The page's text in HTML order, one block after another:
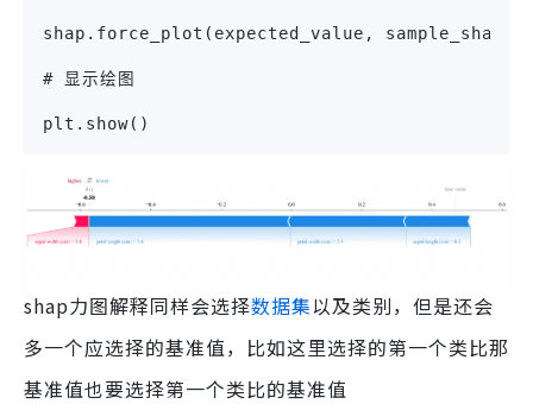
shap.force_plot(expected_value,
# 显示绘图
plt.show()
shap力图解释同样会选择数据集以及类别，但是还会
多一个应选择的基准值，比如这里选择的第一个类比那
基准值也要选择第一个类比的基准值